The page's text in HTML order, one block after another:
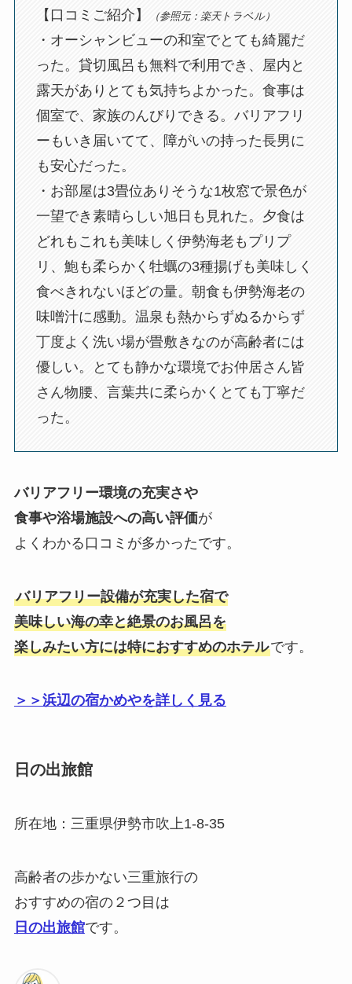
【口コミご紹介】 （参照元：楽天トラベル）
・オーシャンビューの和室でとても綺麗だ
った。貸切風呂も無料で利用でき、屋内と
露天がありとても気持ちよかった。食事は
個室で、家族のんびりできる。バリアフリ
ーもいき届いてて、障がいの持った長男に
も安心だった。
・お部屋は3畳位ありそうな1枚窓で景色が
一望でき素晴らしい旭日も見れた。夕食は
どれもこれも美味しく伊勢海老もプリプ
リ、鮑も柔らかく牡蠣の3種揚げも美味しく
食べきれないほどの量。朝食も伊勢海老の
味噌汁に感動。温泉も熱からずぬるからず
丁度よく洗い場が畳敷きなのが高齢者には
優しい。とても静かな環境でお仲居さん皆
さん物腰、言葉共に柔らかくとても丁寧だ
った。
バリアフリー環境の充実さや
食事や浴場施設への高い評価が
よくわかる口コミが多かったです。
バリアフリー設備が充実した宿で
美味しい海の幸と絶景のお風呂を
楽しみたい方には特におすすめのホテルです。
＞＞浜辺の宿かめやを詳しく見る
日の出旅館
所在地：三重県伊勢市吹上1-8-35
高齢者の歩かない三重旅行の
おすすめの宿の２つ目は
日の出旅館です。